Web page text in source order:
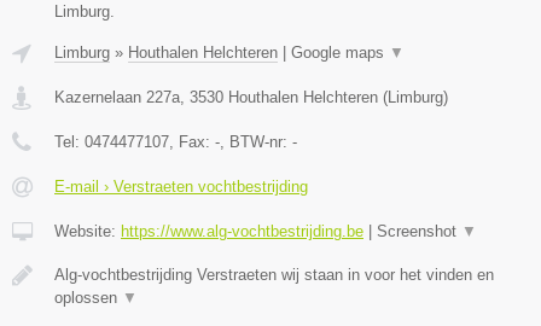
Limburg.
Limburg » Houthalen Helchteren Google maps ▼
Kazernelaan 227a 3530 Houthalen Helchteren ( Limburg)
Tel: 0474477107 , Fax: - , BTW-nr: -
E-mail › Verstraeten vochtbestrijding
Website: https://www.alg-vochtbestrijding.be Screenshot ▼
Alg-vochtbestrijding Verstraeten wij staan in voor het vinden en
oplossen ▼